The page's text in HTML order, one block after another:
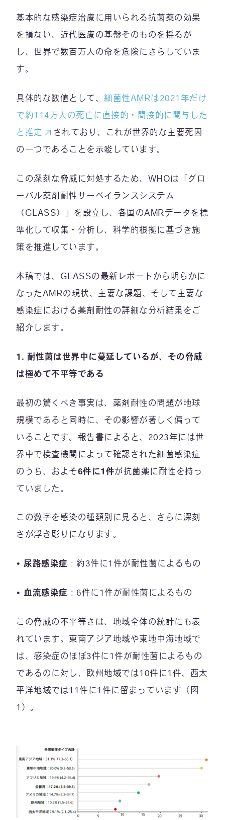
基本的な感染症治療に用いられる抗菌薬の効果
を損ない、近代医療の基盤そのものを揺るが
し、世界で数百万人の命を危険にさらしていま
す。
具体的な数値として、細菌性AMRは2021年だけ
で約114万人の死亡に直接的・間接的に関与した
と推定
されており、これが世界的な主要死因
の一つであることを示唆しています。
この深刻な脅威に対処するため、WHOは「グロ
ーバル薬剤耐性サーベイランスシステム
（GLASS）」を設立し、各国のAMRデータを標
準化して収集・分析し、科学的根拠に基づき施
策を推進しています。
本稿では、GLASSの最新レポートから明らかに
なったAMRの現状、主要な課題、そして主要な
感染症における薬剤耐性の詳細な分析結果をご
紹介します。
1. 耐性菌は世界中に蔓延しているが、その脅威
は極めて不平等である
最初の驚くべき事実は、薬剤耐性の問題が地球
規模であると同時に、その影響が著しく偏って
いることです。報告書によると、2023年には世
界中で検査機関によって確認された細菌感染症
のうち、およそ6件に1 件が抗菌薬に耐性を持っ
ていました。
この数字を感染の種類別に見ると、さらに深刻
さが浮き彫りになります。
• 尿路感染症 ：約3件に1件が耐性菌によるもの
• 血流感染症 ：6件に1件が耐性菌によるもの
この脅威の不平等さは、地域全体の統計にも表
れています。東南アジア地域や東地中海地域で
は、感染症のほぼ3件に1件が耐性菌によるもの
であるのに対し、欧州地域では10件に1件、西太
平洋地域では11件に1件に留まっています（図
1）。